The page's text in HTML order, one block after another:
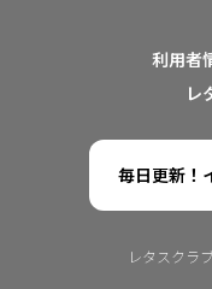
利用者
レ
毎日更新！
レタスクラ